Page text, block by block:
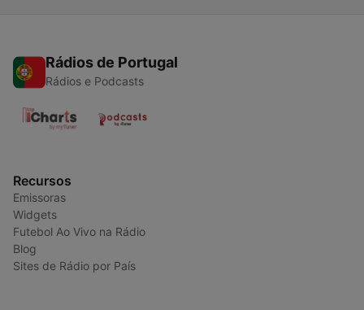
Rádios de Portugal
Rádios e Podcasts
Recursos
Emissoras
Widgets
Futebol Ao Vivo na Rádio
Blog
Sites de Rádio por País